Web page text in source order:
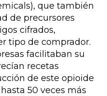
que también
de precursores
cifrados,
tipo de comprador.
facilitaban su
recetas
de este opioide
50 veces más